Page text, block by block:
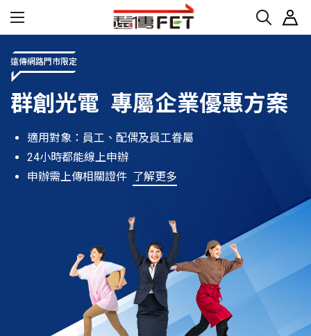
遠傳網路門市限定
群創光電 專屬企業優惠方案
適用對象：員工、配偶及員工眷屬
24小時都能線上申辦
申辦需上傳相關證件 了解更多